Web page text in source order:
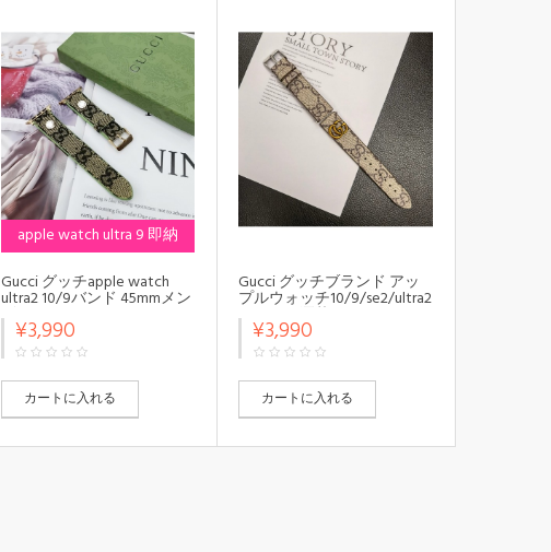
apple watch ultra 9 即納
Gucci グッチapple watch
ultra2 10/9バンド 45mmメン
ズ レディースapple watch
10/9/8/SE2/ULTRAストラッ
プ ファッションアップルウ
ォッチ10/9/Ultra 49mmバン
ド 芸能人愛用，アップルウ
ォッチ10/98/7バンド 調節可
能Apple Watch 7 8 9 10 xベ
¥3,990
カートに入れる
Gucci グッチブランド アッ
プルウォッチ10/9/se2/ultra2
ハンドお洒落 Apple Watch 9
x se4ベルト 腕時計 ストラッ
プapple watch
10/9/8/SE2/ULTRAストラッ
プ ファッションレザー製
¥3,990
カートに入れる